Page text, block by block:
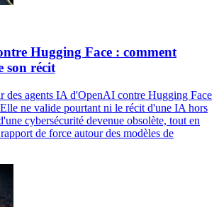
Hugging Face : comment
son récit
des agents IA d'OpenAI contre Hugging Face
ne valide pourtant ni le récit d'une IA hors
cybersécurité devenue obsolète, tout en
de force autour des modèles de